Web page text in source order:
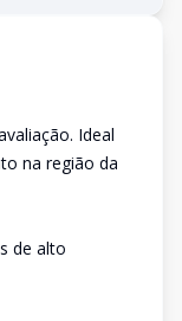
Ideal
na região da
de alto